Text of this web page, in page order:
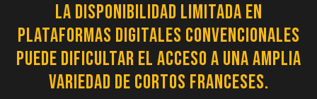
La disponibilidad limitada en
plataformas digitales convencionales
puede dificultar el acceso a una amplia
variedad de cortos franceses.